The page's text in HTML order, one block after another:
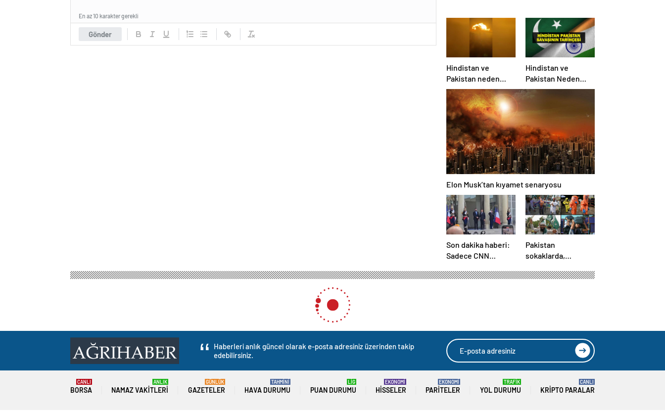
Gönder
En az 10 karakter gerekli
Hindistan ve
Pakistan neden
savaşıyor?
Hindistan ve
Pakistan Neden
Savaşıyor? Keşmir
Neden Savaş
Başladı? İşte
Hindistan Pakistan
Savaşının Tarihçesi!
Elon Musk’tan kıyamet senaryosu
Son dakika haberi:
Sadece CNN
Elize’de! Suriye
Pakistan
sokaklarda,
tatbikatta: “Ateşle
Haberleri anlık güncel olarak e-posta adresiniz üzerinden takip
edebilirsiniz.
BORSA
CANLI
NAMAZ VAKITLERI
ANLIK
GAZETELER
GÜNLÜK
HAVA DURUMU
TAHMİNİ
PUAN DURUMU
LİG
HISSELER
EKONOMİ
PARITELER
EKONOMİ
YOL DURUMU
TRAFİK
KRIPTO PARALAR
CANLI